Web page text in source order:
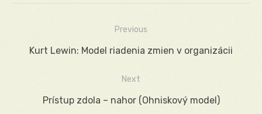
Navigácia
Previous
Previous
Kurt Lewin: Model riadenia zmien v organizácii
Next
Next
Prístup zdola – nahor (Ohniskový model)